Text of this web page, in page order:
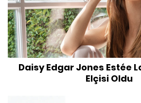
Daisy Edgar Jones Estée
Elçisi Oldu